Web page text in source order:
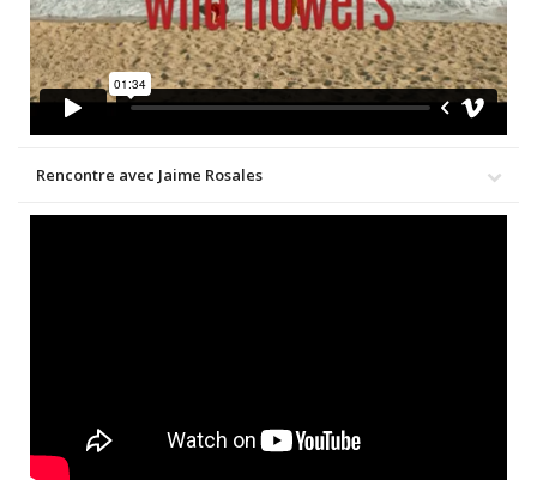
Rencontre avec Jaime Rosales